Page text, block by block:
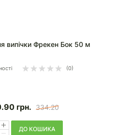
випічки Фрекен Бок 50 м
(0)
грн. 334.20
ДО КОШИКА